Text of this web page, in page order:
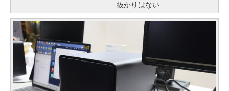
抜かりはない